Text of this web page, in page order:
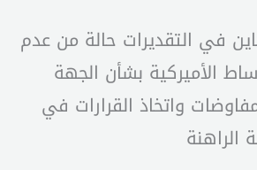
في التقديرات حالة من عدم
الأميركية بشأن الجهة
واتخاذ القرارات في
الراهنة